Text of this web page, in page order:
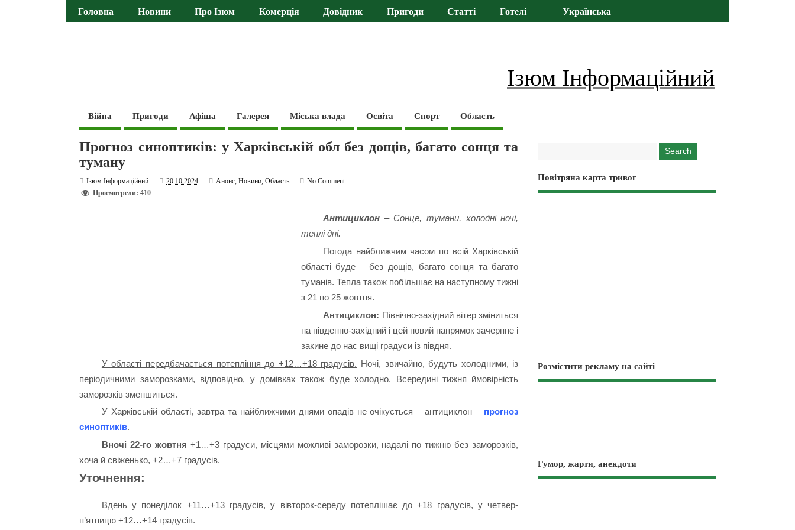
Головна Новини Про Ізюм Комерція Довідник Пригоди Статті Готелі Українська
Ізюм Інформаційний
Війна Пригоди Афіша Галерея Міська влада Освіта Спорт Область
Прогноз синоптиків: у Харківській обл без дощів, багато сонця та
туману
Ізюм Інформаційний 20.10.2024 Анонс,Новини,Область
No Comment
Просмотрели: 410
Антициклон – Сонце, тумани, холодні ночі,
теплі дні.
Погода найближчим часом по всій Харківській
області буде – без дощів, багато сонця та багато
туманів. Тепла також побільшає на наступному тижні
з 21 по 25 жовтня.
Антициклон: Північно-західний вітер зміниться
на південно-західний і цей новий напрямок зачерпне і
закине до нас вищі градуси із півдня.
У області передбачається потепління до +12…+18 градусів. Ночі, звичайно, будуть холодними, із
періодичними заморозками, відповідно, у домівках також буде холодно. Всередині тижня ймовірність
заморозків зменшиться.
У Харківській області, завтра та найближчими днями опадів не очікується – антициклон – прогноз
синоптиків.
Вночі 22-го жовтня +1…+3 градуси, місцями можливі заморозки, надалі по тижню без заморозків,
хоча й свіженько, +2…+7 градусів.
Уточнення:
Вдень у понеділок +11…+13 градусів, у вівторок-середу потеплішає до +18 градусів, у четвер-
п’ятницю +12…+14 градусів.
Повітряна карта тривог
Розмістити рекламу на сайті
Гумор, жарти, анекдоти